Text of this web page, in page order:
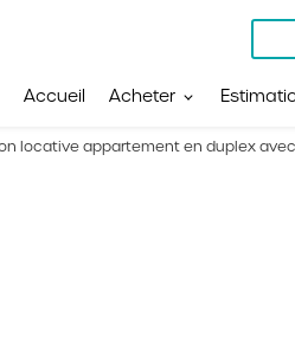
Accueil Acheter
locative appartement en duplex